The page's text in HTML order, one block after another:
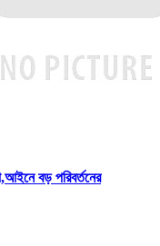
বড় পরিবর্তনের